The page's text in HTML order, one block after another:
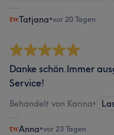
Tatjana•vor 20 Tagen
Danke schön.Immer
Service!
Behandelt von Karina•
Anna•vor 23 Tagen